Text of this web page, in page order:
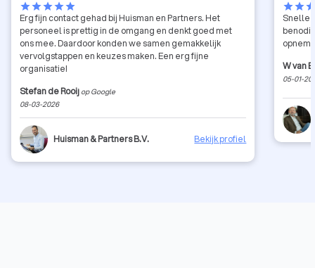
starstarstarstarstar
Erg fijn contact gehad bij Huisman en Partners. Het
personeel is prettig in de omgang en denkt goed met
ons mee. Daardoor konden we samen gemakkelijk
vervolgstappen en keuzes maken. Een erg fijne
organisatie!
Stefan de Rooij op Google
08-03-2026
Huisman & Partners B.V. Bekijk profiel
starstar
Snelle
W van
05-01-